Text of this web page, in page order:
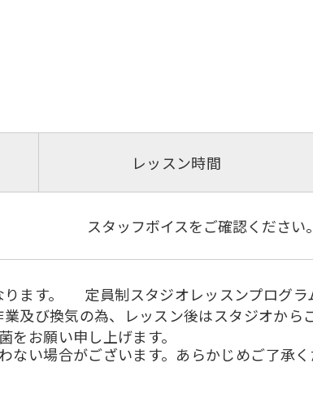
レッスン時間
スタッフボイスをご確認ください。
ます。 定員制スタジオレッスンプログ
及び換気の為、レッスン後はスタジオか
をお願い申し上げます。
い場合がございます。あらかじめご了承く